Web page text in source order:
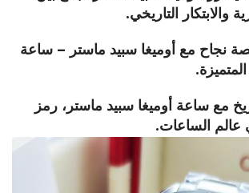
والابتكار التاريخي.
نجاح مع أوميغا سبيد ماستر – ساعة
مع ساعة أوميغا سبيد ماستر، رمز
عالم الساعات.